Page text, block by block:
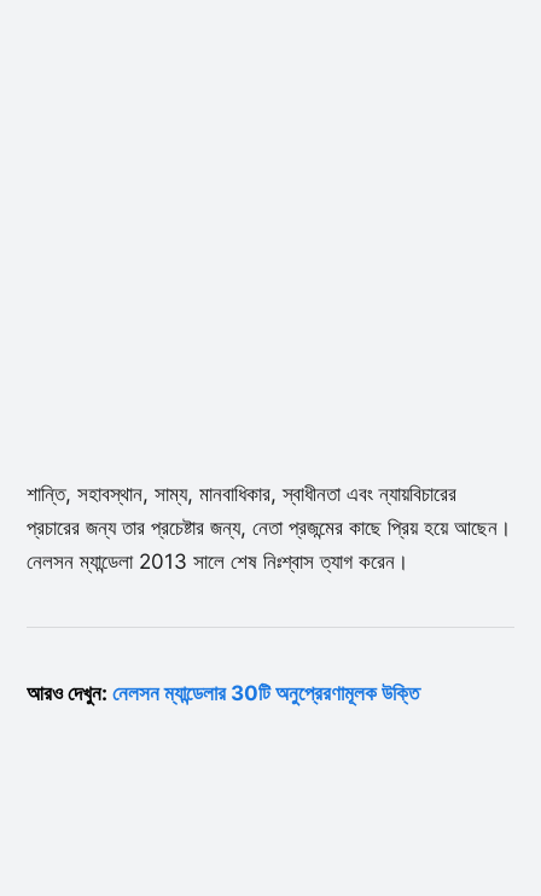
শান্তি, সহাবস্থান, সাম্য, মানবাধিকার, স্বাধীনতা এবং ন্যায়বিচারের
প্রচারের জন্য তার প্রচেষ্টার জন্য, নেতা প্রজন্মের কাছে প্রিয় হয়ে আছেন।
নেলসন ম্যান্ডেলা 2013 সালে শেষ নিঃশ্বাস ত্যাগ করেন।
আরও দেখুন: নেলসন ম্যান্ডেলার 30টি অনুপ্রেরণামূলক উক্তি